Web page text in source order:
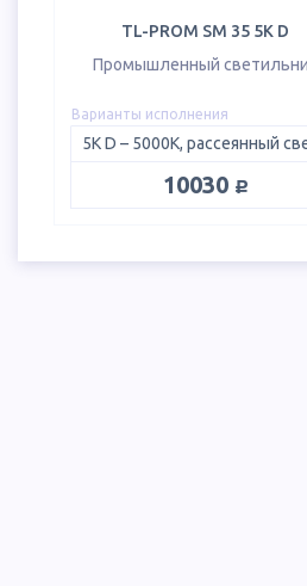
TL-PROM SM 35 5K D
Промышленный
Варианты исполнения
10030 руб.